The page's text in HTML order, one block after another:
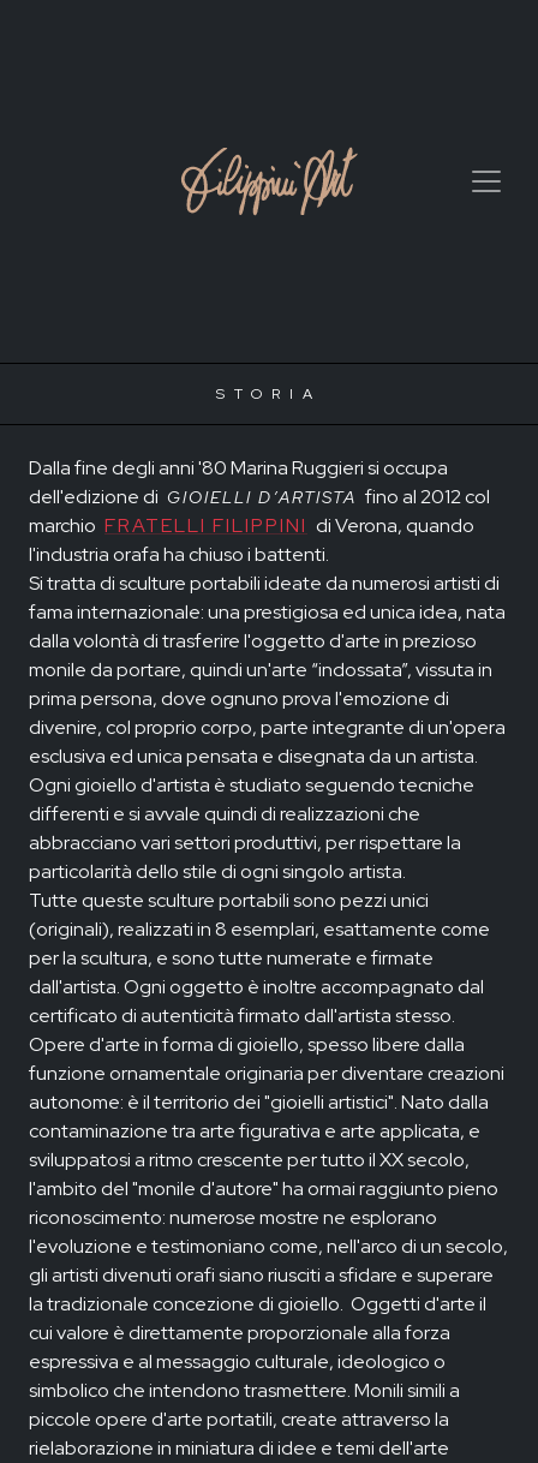
STORIA
Dalla fine degli anni '80 Marina Ruggieri si occupa
dell'edizione di GIOIELLI D’ARTISTA fino al 2012 col
marchio FRATELLI FILIPPINI di Verona, quando
l'industria orafa ha chiuso i battenti.
Si tratta di sculture portabili ideate da numerosi artisti di
fama internazionale: una prestigiosa ed unica idea, nata
dalla volontà di trasferire l'oggetto d'arte in prezioso
monile da portare, quindi un'arte “indossata”, vissuta in
prima persona, dove ognuno prova l'emozione di
divenire, col proprio corpo, parte integrante di un'opera
esclusiva ed unica pensata e disegnata da un artista.
Ogni gioiello d'artista è studiato seguendo tecniche
differenti e si avvale quindi di realizzazioni che
abbracciano vari settori produttivi, per rispettare la
particolarità dello stile di ogni singolo artista.
Tutte queste sculture portabili sono pezzi unici
(originali), realizzati in 8 esemplari, esattamente come
per la scultura, e sono tutte numerate e firmate
dall'artista. Ogni oggetto è inoltre accompagnato dal
certificato di autenticità firmato dall'artista stesso.
Opere d'arte in forma di gioiello, spesso libere dalla
funzione ornamentale originaria per diventare creazioni
autonome: è il territorio dei "gioielli artistici". Nato dalla
contaminazione tra arte figurativa e arte applicata, e
sviluppatosi a ritmo crescente per tutto il XX secolo,
l'ambito del "monile d'autore" ha ormai raggiunto pieno
riconoscimento: numerose mostre ne esplorano
l'evoluzione e testimoniano come, nell'arco di un secolo,
gli artisti divenuti orafi siano riusciti a sfidare e superare
la tradizionale concezione di gioiello. Oggetti d'arte il
cui valore è direttamente proporzionale alla forza
espressiva e al messaggio culturale, ideologico o
simbolico che intendono trasmettere. Monili simili a
piccole opere d'arte portatili, create attraverso la
rielaborazione in miniatura di idee e temi dell'arte